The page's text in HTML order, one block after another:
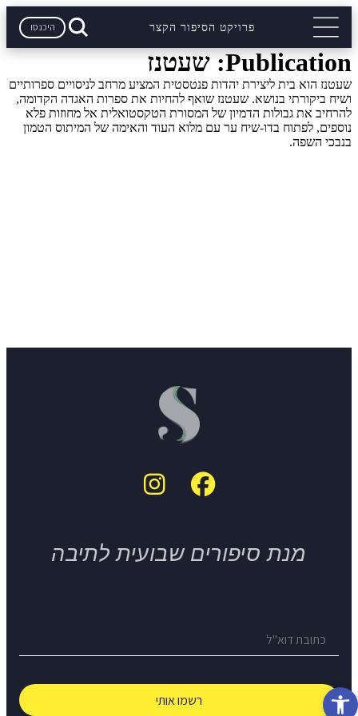
פתח סרגל נגישות
פרויקט הסיפור הקצר היכנסו
Publication: שעטנז
שעטנז הוא בית ליצירת יהדות פנטסטית המציע מרחב לניסויים ספרותיים
ושיח ביקורתי בנושא. שעטנז שואף להחיות את ספרות האגדה הקדומה,
להרחיב את גבולות הדמיון של המסורת הטקסטואלית אל מחוזות פלא
נוספים, לפתוח בדו-שיח ער עם מלוא העוד והאימה של המיתוס הטמון
בנבכי השפה.
מנת סיפורים שבועית לתיבה